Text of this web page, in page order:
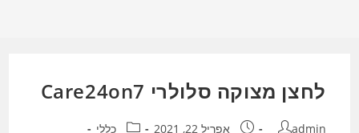
לחצן מצוקה סלולרי Care24on7
מחבר:
admin פורסם:אפריל 22, 2021 קטגוריה:
כללי